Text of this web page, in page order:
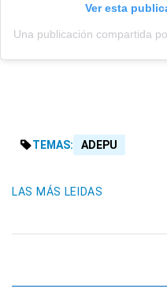
Ver esta
TEMAS: ADEPU
LAS MÁS LEIDAS